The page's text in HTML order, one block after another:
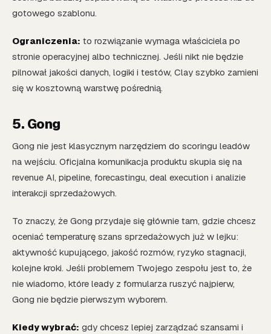
gotowego szablonu.
Ograniczenia: to rozwiązanie wymaga właściciela po
stronie operacyjnej albo technicznej. Jeśli nikt nie będzie
pilnował jakości danych, logiki i testów, Clay szybko zamieni
się w kosztowną warstwę pośrednią.
5. Gong
Gong nie jest klasycznym narzędziem do scoringu leadów
na wejściu. Oficjalna komunikacja produktu skupia się na
revenue AI, pipeline, forecastingu, deal execution i analizie
interakcji sprzedażowych.
To znaczy, że Gong przydaje się głównie tam, gdzie chcesz
oceniać temperaturę szans sprzedażowych już w lejku:
aktywność kupującego, jakość rozmów, ryzyko stagnacji,
kolejne kroki. Jeśli problemem Twojego zespołu jest to, że
nie wiadomo, które leady z formularza ruszyć najpierw,
Gong nie będzie pierwszym wyborem.
Kiedy wybrać: gdy chcesz lepiej zarządzać szansami i